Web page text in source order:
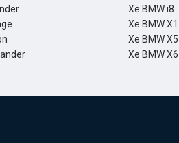
Xe BMW i8
Xe BMW X1
Xe BMW X5
Xe BMW X6